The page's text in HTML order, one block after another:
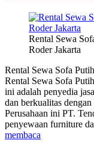
Rental Sewa
Roder Jakarta
Rental Sewa Sofa
Rental Sewa Sofa
ini adalah penyedia
dan berkualitas
Perusahaan ini PT.
penyewaan furniture
membaca